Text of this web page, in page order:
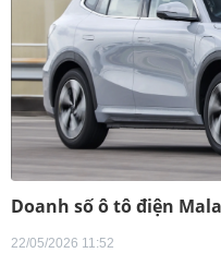
Doanh số ô tô điện
22/05/2026 11:52